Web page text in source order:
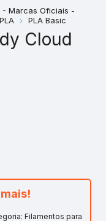
- Marcas Oficiais -
PLA Basic
Cloud
Filamentos para